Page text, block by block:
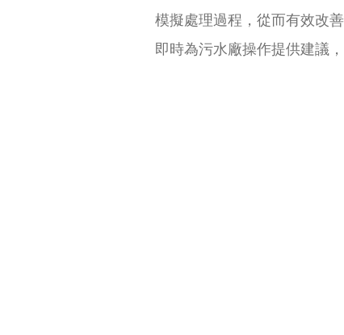
模擬處理過程，從而有效改
即時為污水廠操作提供建議